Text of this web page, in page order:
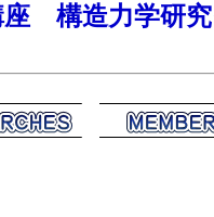
構造力学研